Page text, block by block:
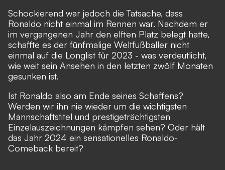
Schockierend war jedoch die Tatsache, dass
Ronaldo nicht einmal im Rennen war. Nachdem er
im vergangenen Jahr den elften Platz belegt hatte,
schaffte es der fünfmalige Weltfußballer nicht
einmal auf die Longlist für 2023 - was verdeutlicht,
wie weit sein Ansehen in den letzten zwölf Monaten
gesunken ist.
Ist Ronaldo also am Ende seines Schaffens?
Werden wir ihn nie wieder um die wichtigsten
Mannschaftstitel und prestigeträchtigsten
Einzelauszeichnungen kämpfen sehen? Oder hält
das Jahr 2024 ein sensationelles Ronaldo-
Comeback bereit?